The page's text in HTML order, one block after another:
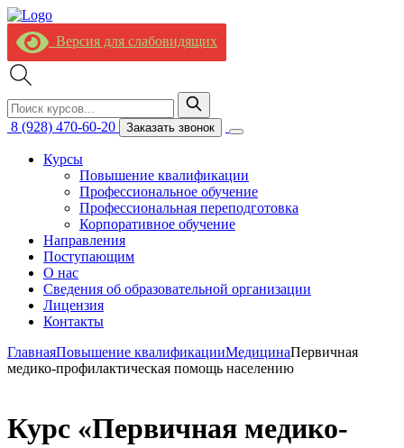
Версия для слабовидящих
8 (928) 470-60-20 Заказать звонок
Курсы
Повышение квалификации
Профессиональное обучение
Профессиональная переподготовка
Корпоративное обучение
Направления
Поступающим
О нас
Сведения об образовательной организации
Лицензия
Контакты
ГлавнаяПовышение квалификацииМедицинаПервичная
медико-профилактическая помощь населению
Курс «Первичная медико-